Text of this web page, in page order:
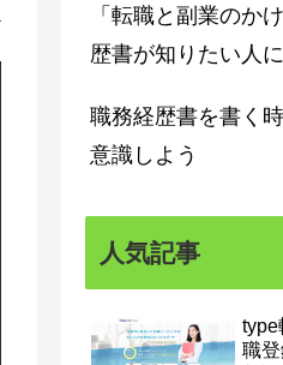
「転職と副業のか
歴書が知りたい人
職務経歴書を書く
意識しよう
人気記事
type
職